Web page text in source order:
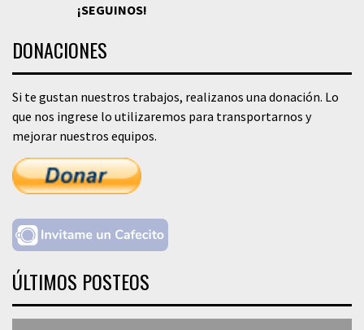
¡SEGUINOS!
DONACIONES
Si te gustan nuestros trabajos, realizanos una donación. Lo
que nos ingrese lo utilizaremos para transportarnos y
mejorar nuestros equipos.
ÚLTIMOS POSTEOS